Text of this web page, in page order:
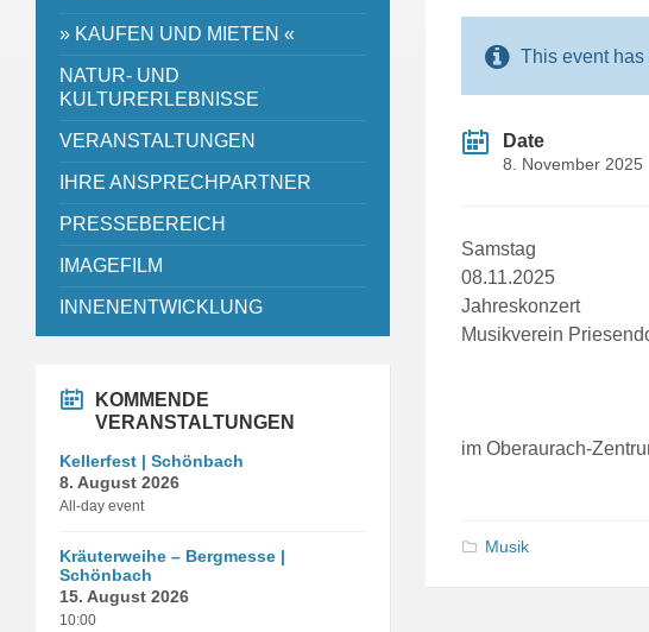
This event has
Date
8. November 2025
Samstag
08.11.2025
Jahreskonzert
Musikverein
im Oberaurach-
Musik
» KAUFEN UND MIETEN «
NATUR- UND
KULTURERLEBNISSE
VERANSTALTUNGEN
IHRE ANSPRECHPARTNER
PRESSEBEREICH
IMAGEFILM
INNENENTWICKLUNG
KOMMENDE
VERANSTALTUNGEN
Kellerfest | Schönbach
8. August 2026
All-day event
Kräuterweihe – Bergmesse |
Schönbach
15. August 2026
10:00